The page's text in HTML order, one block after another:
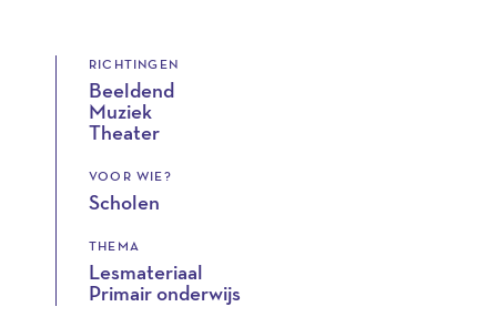
RICHTINGEN
Beeldend
Muziek
Theater
VOOR WIE?
Scholen
THEMA
Lesmateriaal
Primair onderwijs